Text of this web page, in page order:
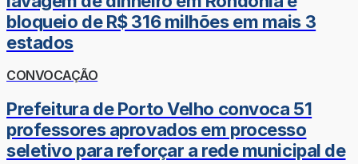
bloqueio de R$ 316 milhões em mais 3
estados
CONVOCAÇÃO
Prefeitura de Porto Velho convoca 51
professores aprovados em processo
seletivo para reforçar a rede municipal de